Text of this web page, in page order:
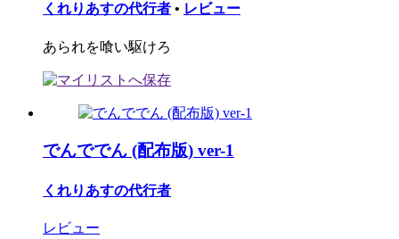
くれりあすの代行者 • レビュー
あられを喰い駆けろ
でんででん (配布版) ver-1
くれりあすの代行者
レビュー